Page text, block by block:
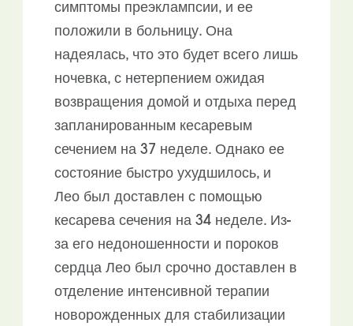
симптомы преэклампсии, и ее
положили в больницу. Она
надеялась, что это будет всего лишь
ночевка, с нетерпением ожидая
возвращения домой и отдыха перед
запланированным кесаревым
сечением на 37 неделе. Однако ее
состояние быстро ухудшилось, и
Лео был доставлен с помощью
кесарева сечения на 34 неделе. Из-
за его недоношенности и пороков
сердца Лео был срочно доставлен в
отделение интенсивной терапии
новорожденных для стабилизации